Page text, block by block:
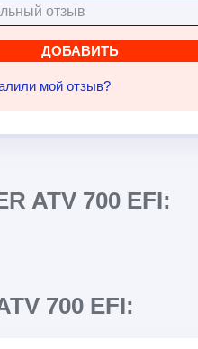
мой отзыв?
ATV 700 EFI:
700 EFI: